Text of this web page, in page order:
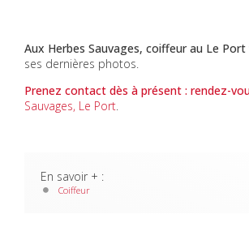
Aux Herbes Sauvages, coiffeur au Le Port
ses dernières photos.
Prenez contact dès à présent : rendez-
Sauvages, Le Port.
En savoir + :
Coiffeur